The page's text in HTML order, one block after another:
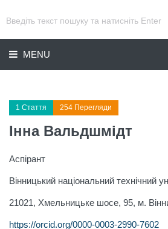
MENU
1 Стаття 254 Перегляди
Інна Вальдшмідт
Аспірант
Вінницький національний технічний
21021, Хмельницьке шосе, 95, м.
https://orcid.org/0000-0003-2990-7602